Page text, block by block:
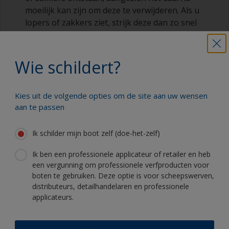
moeilijk kan zijn om deze te verwijderen. Als u
lopers of zakkers ziet, strijk deze dan zo snel
mogelijk weg.
3.4 Overschilderen
laag aanbrengen volgens de instructies op de
datasheet of het etiket op het blik.
Als er geplamuurd moet worden, dan moet u dit
doen nadat de eerste laag primer is aangebracht.
Als extra lagen nodig zijn, volg dan de aanbevolen
overschildertijden, zoals vermeld op de datasheet
of het etiket op het blik.
De meeste primers kennen een langere
Wie schildert?
Kies uit de volgende opties om de site aan uw wensen
aan te passen
Ik schilder mijn boot zelf (doe-het-zelf)
Ik ben een professionele applicateur of retailer en heb
een vergunning om professionele verfproducten voor
boten te gebruiken. Deze optie is voor scheepswerven,
distributeurs, detailhandelaren en professionele
applicateurs.